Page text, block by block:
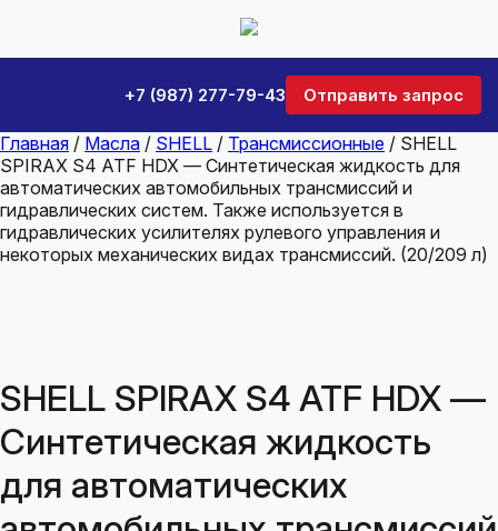
+7 (987) 277-79-43 Отправить запрос
Главная / Масла / SHELL / Трансмиссионные / SHELL
SPIRAX S4 ATF HDX — Синтетическая жидкость для
автоматических автомобильных трансмиссий и
гидравлических систем. Также используется в
гидравлических усилителях рулевого управления и
некоторых механических видах трансмиссий. (20/209 л)
SHELL SPIRAX S4 ATF HDX —
Синтетическая жидкость
для автоматических